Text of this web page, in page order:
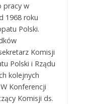
pracy w
1968 roku
Polski.
Komisji
Polski i Rządu
kolejnych
Konferencji
Komisji ds.